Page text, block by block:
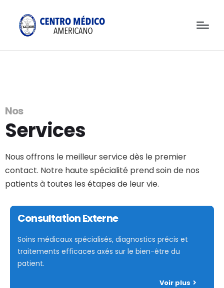
Nos
Services
Nous offrons le meilleur service dès le premier
contact. Notre haute spécialité prend soin de nos
patients à toutes les étapes de leur vie.
Consultation Externe
Soins médicaux spécialisés, diagnostics précis et
traitements efficaces axés sur le bien-être du
patient.
Voir plus